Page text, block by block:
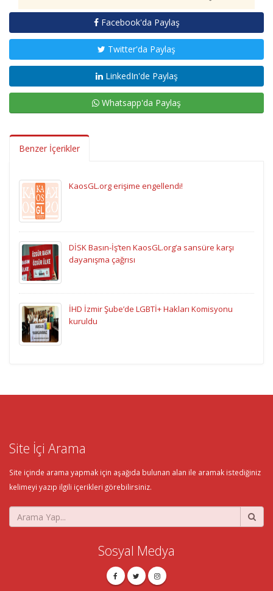
Facebook'da Paylaş
Twitter'da Paylaş
LinkedIn'de Paylaş
Whatsapp'da Paylaş
Benzer İçerikler
KaosGL.org erişime engellendi!
DİSK Basın-İş’ten KaosGL.org’a sansüre karşı
dayanışma çağrısı
İHD İzmir Şube’de LGBTİ+ Hakları Komisyonu
kuruldu
Site İçi Arama
Site içinde arama yapmak için aşağıda bulunan alan ile aramak istediğiniz
kelimeyi yazıp ilgili içerikleri görebilirsiniz.
Sosyal Medya